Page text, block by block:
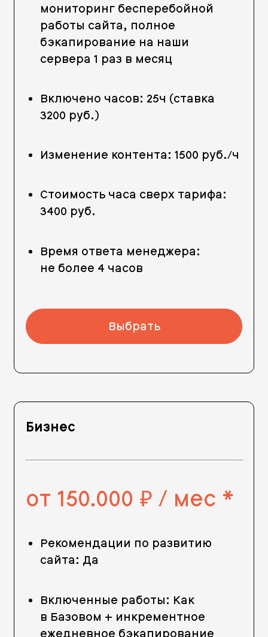
мониторинг бесперебойной
работы сайта, полное
бэкапирование на наши
сервера 1 раз в месяц
Включено часов: 25ч (ставка
3200 руб.)
Изменение контента: 1500 руб./ч
Стоимость часа сверх тарифа:
3400 руб.
Время ответа менеджера:
не более 4 часов
Выбрать
Бизнес
от 150.000 руб.
/ мес *
Рекомендации по развитию
сайта: Да
Включенные работы: Как
в Базовом + инкрементное
ежедневное бэкапирование